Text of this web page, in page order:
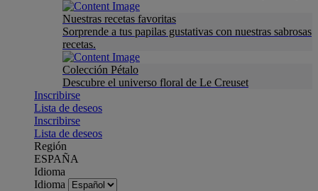
Nuestras recetas favoritas
Sorprende a tus papilas gustativas con nuestras sabrosas
recetas.
Colección Pétalo
Descubre el universo floral de Le Creuset
Inscribirse
Lista de deseos
Inscribirse
Lista de deseos
Región
ESPAÑA
Idioma
Idioma